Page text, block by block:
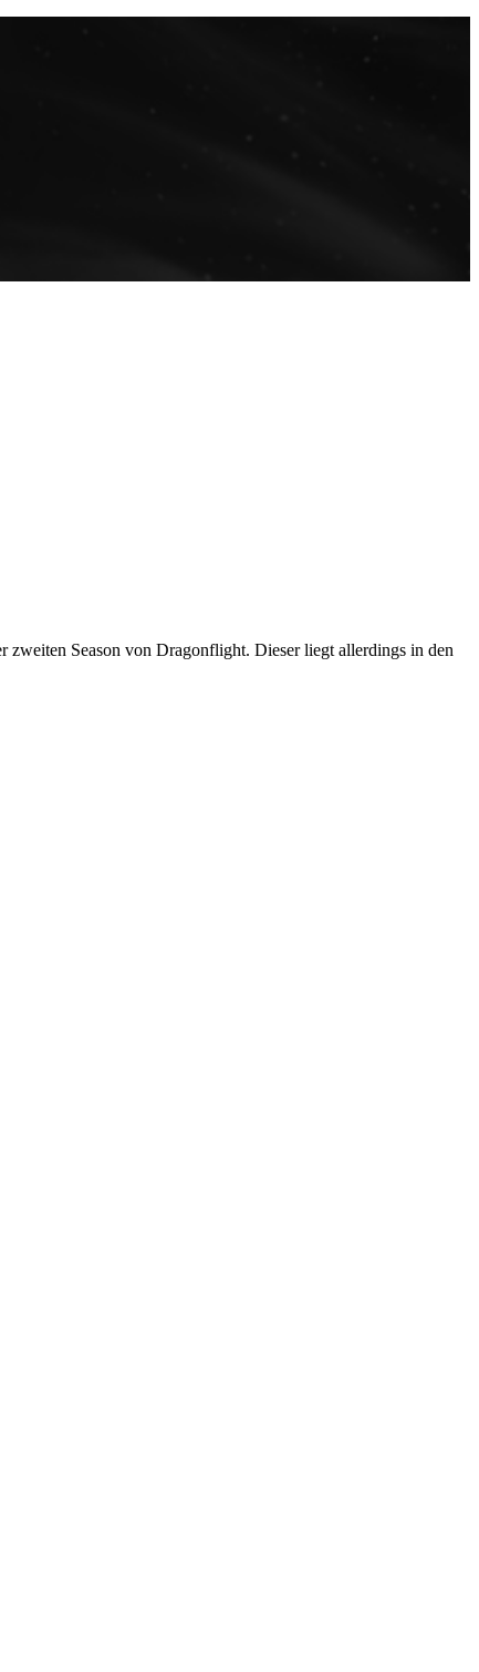
Season von Dragonflight. Dieser liegt allerdings in den